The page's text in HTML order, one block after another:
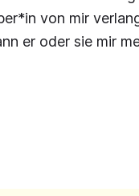
von mir
er oder sie mir